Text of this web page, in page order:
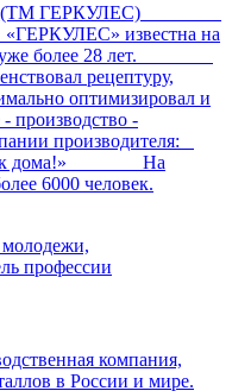
(ТМ ГЕРКУЛЕС)
«ГЕРКУЛЕС» известна на
уже более 28 лет.
рецептуру,
оптимизировал и
производство -
производителя:
как дома!» На
6000 человек.
компания,
в России и мире.